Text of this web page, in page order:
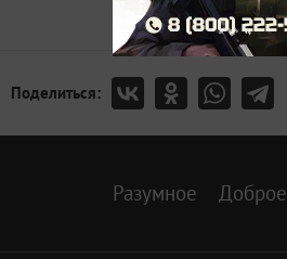
Поделиться:
Разумное Доброе